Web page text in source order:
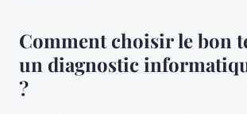
Comment choisir le bon
un diagnostic
?